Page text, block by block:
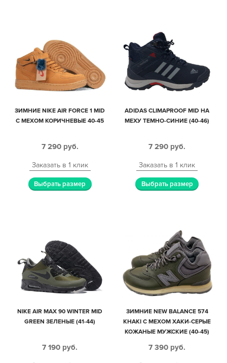
ЗИМНИЕ NIKE AIR FORCE 1 MID
С МЕХОМ КОРИЧНЕВЫЕ 40-45
7 290 руб.
Заказать в 1 клик
Выбрать размер
ADIDAS CLIMAPROOF MID НА
МЕХУ ТЕМНО-СИНИЕ (40-46)
7 290 руб.
Заказать в 1 клик
Выбрать размер
NIKE AIR MAX 90 WINTER MID
GREEN ЗЕЛЕНЫЕ (41-44)
7 190 руб.
ЗИМНИЕ NEW BALANCE 574
KHAKI С МЕХОМ ХАКИ-СЕРЫЕ
КОЖАНЫЕ МУЖСКИЕ (40-45)
7 390 руб.